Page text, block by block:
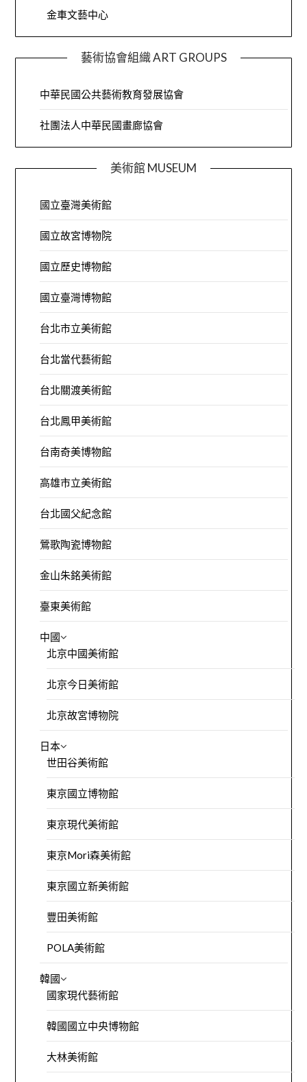
金車文藝中心
藝術協會組織 ART GROUPS
中華民國公共藝術教育發展協會
社團法人中華民國畫廊協會
美術館 MUSEUM
國立臺灣美術館
國立故宮博物院
國立歷史博物館
國立臺灣博物館
台北市立美術館
台北當代藝術館
台北關渡美術館
台北鳳甲美術館
台南奇美博物館
高雄市立美術館
台北國父紀念館
鶯歌陶瓷博物館
金山朱銘美術館
臺東美術館
中國
北京中國美術館
北京今日美術館
北京故宮博物院
日本
世田谷美術館
東京國立博物館
東京現代美術館
東京Mori森美術館
東京國立新美術館
豐田美術館
POLA美術館
韓國
國家現代藝術館
韓國國立中央博物館
大林美術館